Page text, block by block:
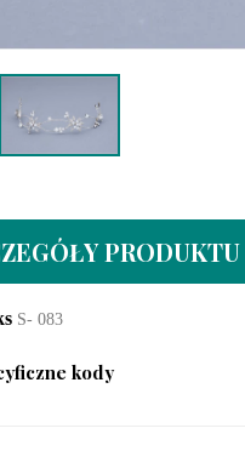
PRODUKTU
S- 083
kody